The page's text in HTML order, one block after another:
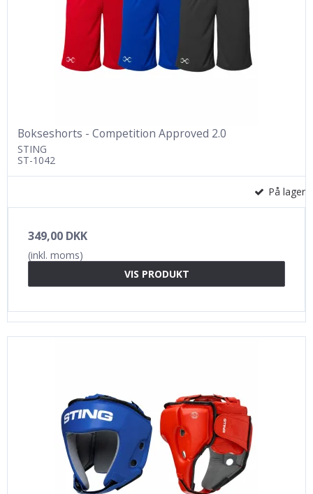
Bokseshorts - Competition Approved 2.0
STING
ST-1042
På lager
349,00 DKK
(inkl. moms)
VIS PRODUKT